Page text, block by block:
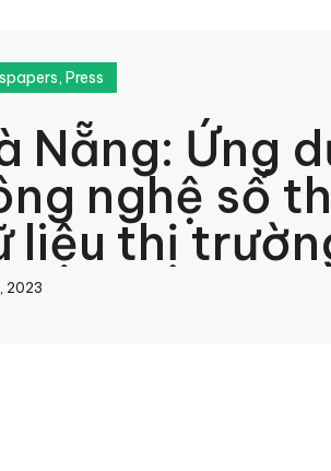
, Press
Nẵng: Ứng
nghệ số
liệu thị
2023